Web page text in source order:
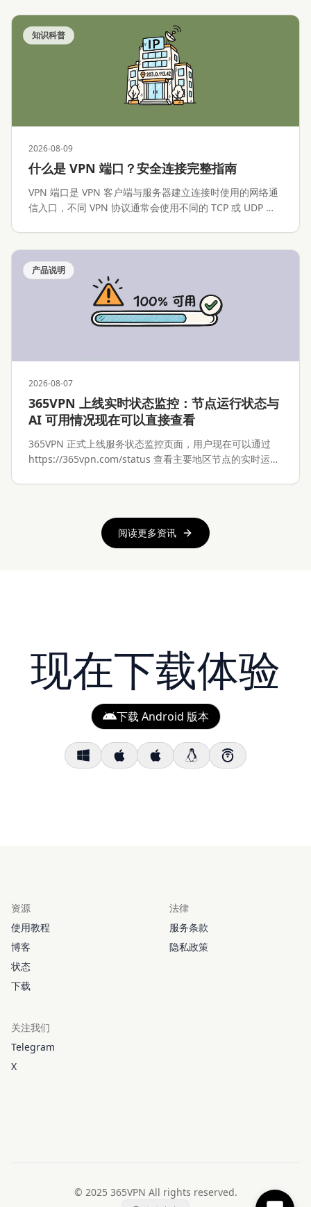
知识科普
2026-08-09
什么是 VPN 端口？安全连接完整指南
VPN 端口是 VPN 客户端与服务器建立连接时使用的网络通
信入口，不同 VPN 协议通常会使用不同的 TCP 或 UDP 端
产品说明
2026-08-07
365VPN 上线实时状态监控：节点运行状态与
AI 可用情况现在可以直接查看
365VPN 正式上线服务状态监控页面，用户现在可以通过
https://365vpn.com/status 查看主要地区节点的实时运行
阅读更多资讯
现在下载体验
下载 Android 版本
资源
使用教程
博客
状态
下载
法律
服务条款
隐私政策
关注我们
Telegram
X
© 2025 365VPN All rights reserved.